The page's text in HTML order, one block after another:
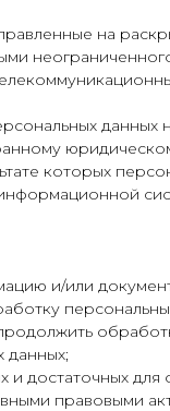
на
которых
и/или
данных;
достаточных
правовыми